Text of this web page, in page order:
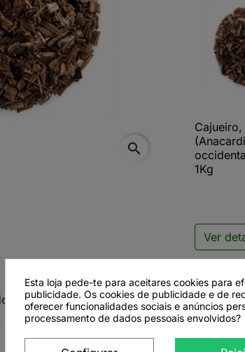
search

Cajueiro,
1Kg
Ver
produto
Esta loja pede-te para aceitares cookies para
publicidade. Os cookies de publicidade e de
oferecer funcionalidades sociais e anúncios
processamento de dados pessoais envolvidos?